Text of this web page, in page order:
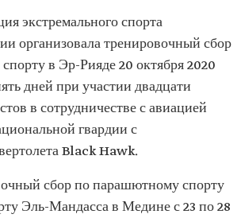
экстремального спорта
организовала тренировочный сбор
в Эр-Рияде 20 октября 2020
дней при участии двадцати
в сотрудничестве с авиацией
гвардии с
Black Hawk.
сбор по парашютному спорту
Эль-Мандасса в Медине с 23 по 28